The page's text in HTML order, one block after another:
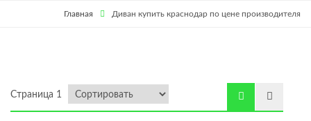
Главная Диван купить краснодар по цене производителя
Страница 1